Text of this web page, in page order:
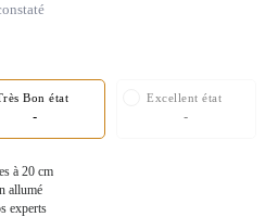
Bon état
-
Excellent état
-
à 20 cm
allumé
experts